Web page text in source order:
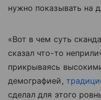
нужно показывать на
«Вот в чем суть
сказал что-то
прикрываясь
демографией,
сделал для этого